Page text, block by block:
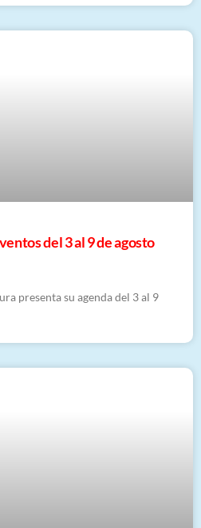
del 3 al 9 de agosto
presenta su agenda del 3 al 9